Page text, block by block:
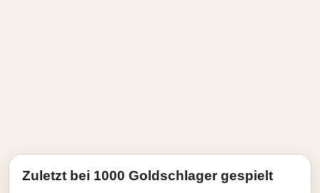
Zuletzt bei 1000 Goldschlager gespielt